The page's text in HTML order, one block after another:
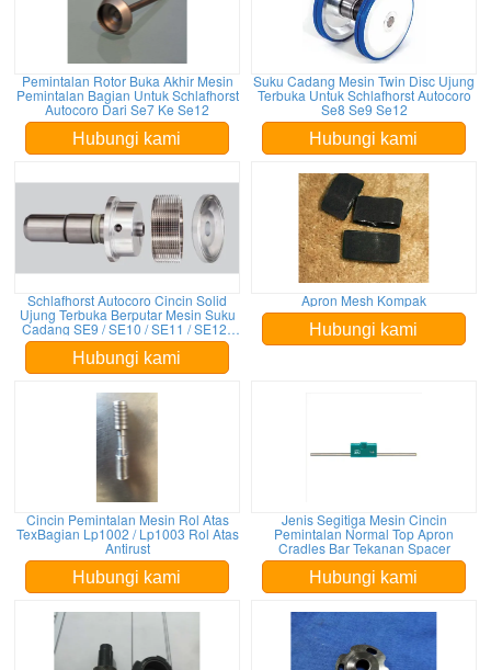
Pemintalan Rotor Buka Akhir Mesin
Pemintalan Bagian Untuk Schlafhorst
Autocoro Dari Se7 Ke Se12
Hubungi kami
Suku Cadang Mesin Twin Disc Ujung
Terbuka Untuk Schlafhorst Autocoro
Se8 Se9 Se12
Hubungi kami
Schlafhorst Autocoro Cincin Solid
Ujung Terbuka Berputar Mesin Suku
Cadang SE9 / SE10 / SE11 / SE12 /
SE7 / SE8
Hubungi kami
Apron Mesh Kompak
Hubungi kami
Cincin Pemintalan Mesin Rol Atas
TexBagian Lp1002 / Lp1003 Rol Atas
Antirust
Hubungi kami
Jenis Segitiga Mesin Cincin
Pemintalan Normal Top Apron
Cradles Bar Tekanan Spacer
Hubungi kami